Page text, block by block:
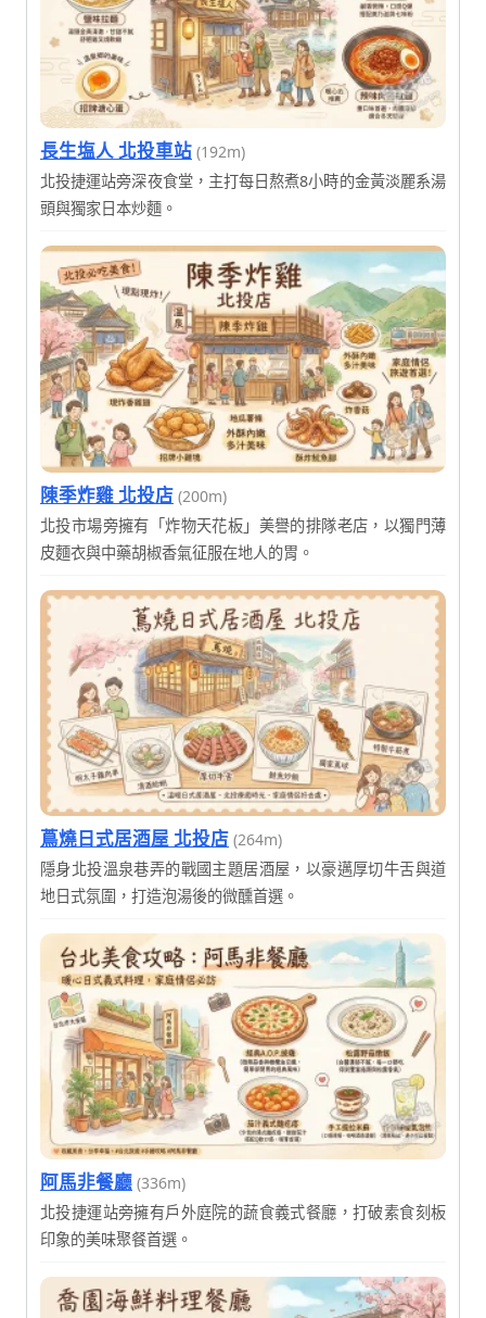
長生塩人 北投車站 (192m)
北投捷運站旁深夜食堂，主打每日熬煮8小時的金黃淡麗系湯
頭與獨家日本炒麵。
陳季炸雞 北投店 (200m)
北投市場旁擁有「炸物天花板」美譽的排隊老店，以獨門薄
皮麵衣與中藥胡椒香氣征服在地人的胃。
蔦燒日式居酒屋 北投店 (264m)
隱身北投溫泉巷弄的戰國主題居酒屋，以豪邁厚切牛舌與道
地日式氛圍，打造泡湯後的微醺首選。
阿馬非餐廳 (336m)
北投捷運站旁擁有戶外庭院的蔬食義式餐廳，打破素食刻板
印象的美味聚餐首選。